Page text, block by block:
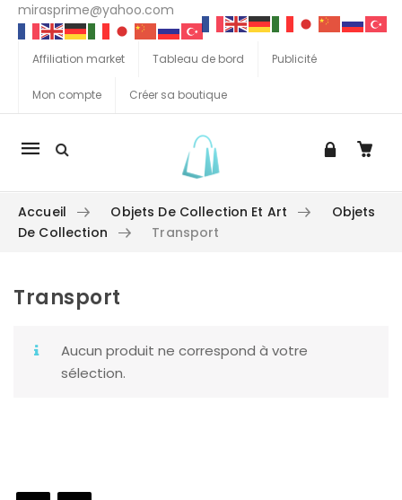
mirasprime@yahoo.com
Affiliation market Tableau de bord Publicité
Mon compte Créer sa boutique
La
Mobile
Accueil Objets De Collection Et Art
Objets
De Collection
Transport
Aller au contenu
Transport
Aucun produit ne correspond à votre
sélection.